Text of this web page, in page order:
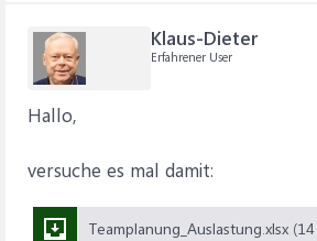
Klaus-Dieter
Erfahrener User
Hallo,
versuche es mal damit:
Teamplanung_Auslastung.xlsx (14